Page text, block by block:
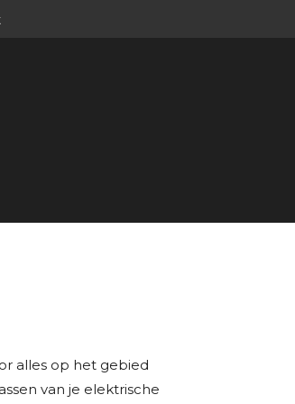
alles op het gebied
van je elektrische